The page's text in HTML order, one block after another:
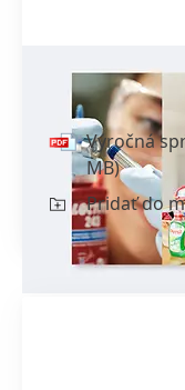
Výročná
Výročná
MB)
Pridať do